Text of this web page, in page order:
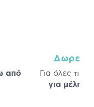
από
Δωρεάν
Για όλες τις
για μέλη